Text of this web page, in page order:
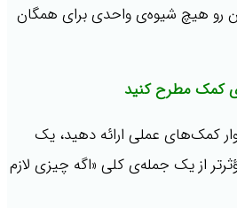
رو هیچ شیوه‌ی واحدی برای همگان
کمک مطرح کنید
کمک‌های عملی ارائه دهید، یک
از یک جمله‌ی کلی «اگه چیزی لازم